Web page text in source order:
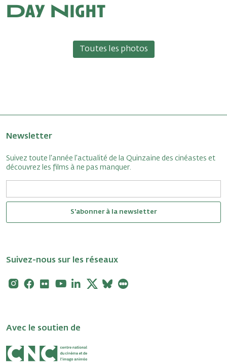
Day Night
Toutes les photos
Newsletter
Suivez toute l'année l'actualité de la Quinzaine des cinéastes et
découvrez les films à ne pas manquer.
S'abonner à la newsletter
Suivez-nous sur les réseaux
Instagram
Facebook
FlickrYoutubeLinkedin
X Bluesky
Avec le soutien de